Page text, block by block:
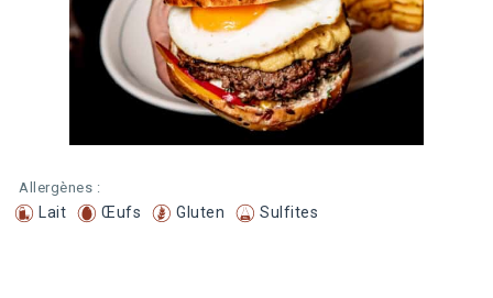
Allergènes :
Lait Œufs Gluten Sulfites